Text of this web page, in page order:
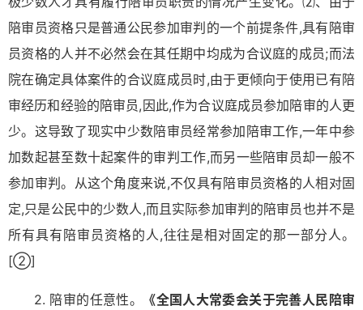
陪审员资格只是普通公民参加审判的一个前提条件,具有陪审
员资格的人并不必然会在其任期中均成为合议庭的成员;而法
院在确定具体案件的合议庭成员时,由于更倾向于使用已有陪
审经历和经验的陪审员,因此,作为合议庭成员参加陪审的人更
少。这导致了现实中少数陪审员经常参加陪审工作,一年中参
加数起甚至数十起案件的审判工作,而另一些陪审员却一般不
参加审判。从这个角度来说,不仅具有陪审员资格的人相对固
定,只是公民中的少数人,而且实际参加审判的陪审员也并不是
所有具有陪审员资格的人,往往是相对固定的那一部分人。
[②]
2. 陪审的任意性。
《全国人大常委会关于完善人民陪审